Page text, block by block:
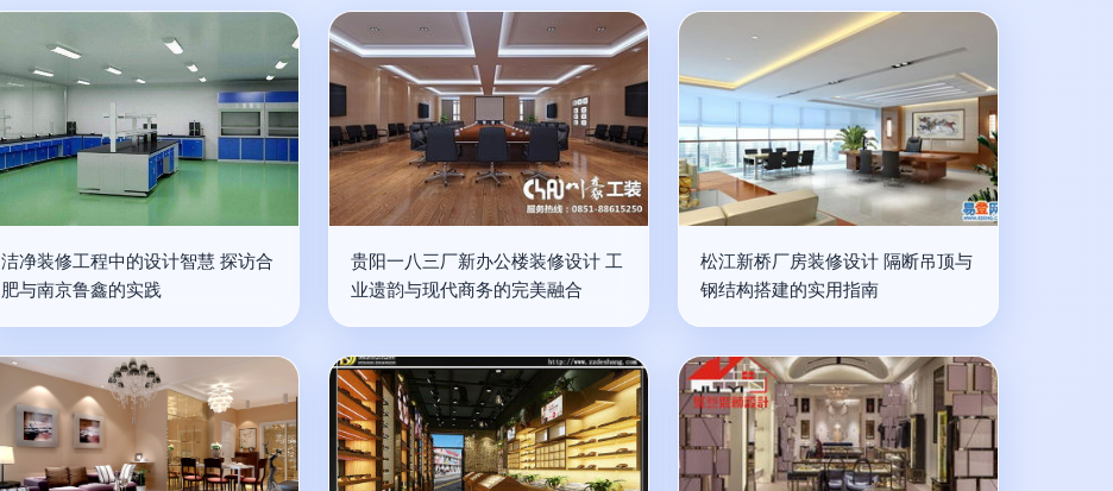
洁净装修工程中的设计智慧 探访合
肥与南京鲁鑫的实践
贵阳一八三厂新办公楼装修设计 工
业遗韵与现代商务的完美融合
松江新桥厂房装修设计 隔断吊顶与
钢结构搭建的实用指南